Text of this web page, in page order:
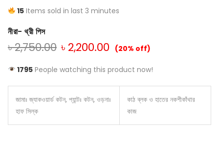
15Items sold in last 3 minutes
নীরা- থ্রী পিস
৳2,750.00 ৳ 2,200.00 (20% off)
1795People watching this product now!
জামাঃ জ্যাকওয়ার্ড কটন, প্যান্টঃ কটন, ওড়নাঃ
হাফ সিল্ক
কাঠ ব্লক ও হাতের নকশীকাঁথার
কাজ